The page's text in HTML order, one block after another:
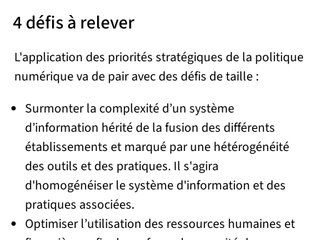
4 défis à relever
L'application des priorités stratégiques de la politique
numérique va de pair avec des défis de taille :
Surmonter la complexité d’un système
d’information hérité de la fusion des différents
établissements et marqué par une hétérogénéité
des outils et des pratiques. Il s'agira
d'homogénéiser le système d'information et des
pratiques associées.
Optimiser l’utilisation des ressources humaines et